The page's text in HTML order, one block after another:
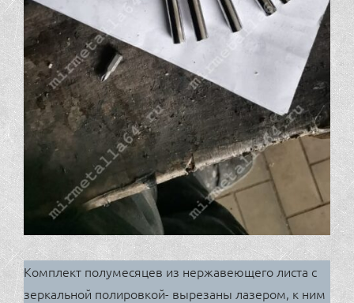
Комплект полумесяцев из нержавеющего листа с
зеркальной полировкой- вырезаны лазером, к ним